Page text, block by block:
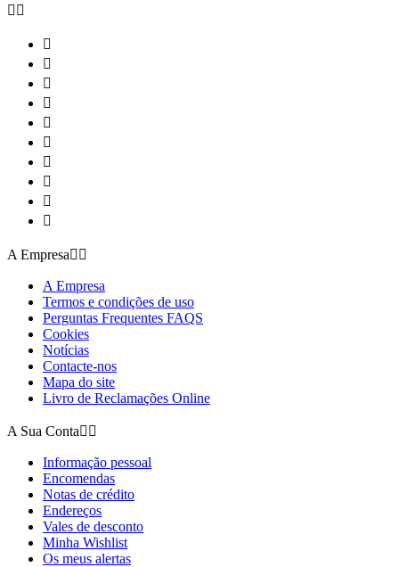
 










A Empresa 
A Empresa
Termos e condições de uso
Perguntas Frequentes FAQS
Cookies
Notícias
Contacte-nos
Mapa do site
Livro de Reclamações Online
A Sua Conta 
Informação pessoal
Encomendas
Notas de crédito
Endereços
Vales de desconto
Minha Wishlist
Os meus alertas